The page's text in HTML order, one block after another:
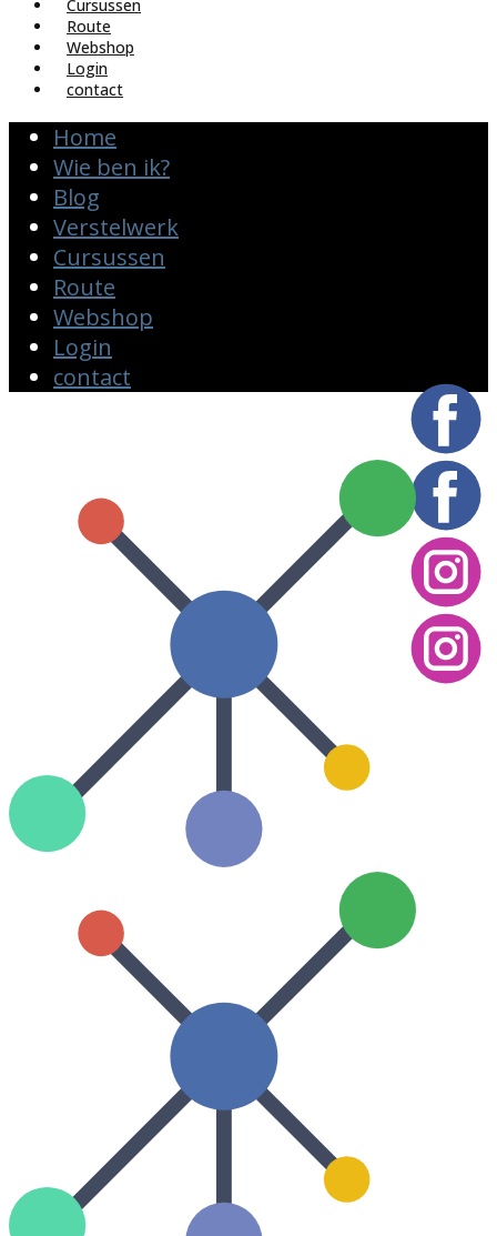
Cursussen
Route
Webshop
Login
contact
Home
Wie ben ik?
Blog
Verstelwerk
Cursussen
Route
Webshop
Login
contact